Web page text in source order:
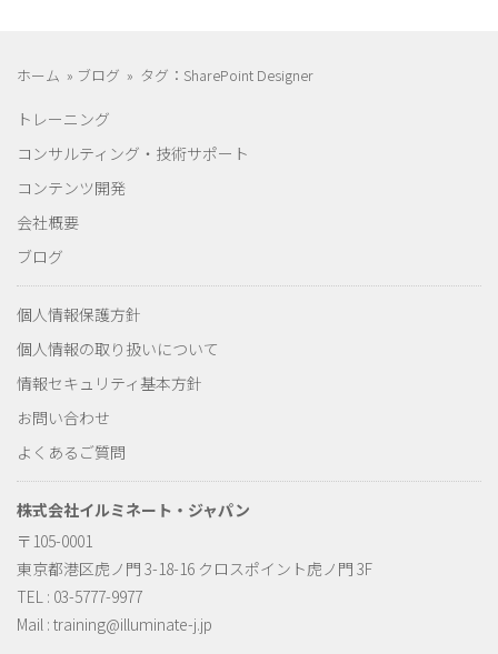
ホーム » ブログ » タグ：SharePoint Designer
トレーニング
コンサルティング・技術サポート
コンテンツ開発
会社概要
ブログ
個人情報保護方針
個人情報の取り扱いについて
情報セキュリティ基本方針
お問い合わせ
よくあるご質問
株式会社イルミネート・ジャパン
〒105-0001
東京都港区虎ノ門 3-18-16 クロスポイント虎ノ門 3F
TEL : 03-5777-9977
Mail : training@illuminate-j.jp